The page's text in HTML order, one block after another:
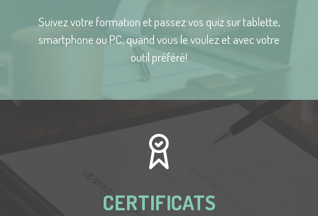
Suivez votre formation et passez vos quiz sur tablette,
smartphone ou PC, quand vous le voulez et avec votre
outil préféré!
CERTIFICATS